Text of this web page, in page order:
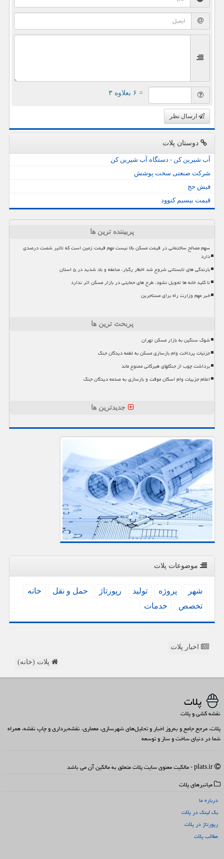
= ۶ بعلاوه ۳
ارسال نظر
دوستان پلات
آب شیرین کن - دستگاه آب شیرین کن
شرکت صنعتی سخت پوشش
فیش حج
قیمت بیسیم کنوود
پربیننده ترین ها
سهم مصالح ساختمانی در قیمت مسکن بالا نیست مهم قیمت زمین است که تاثیر شصت درصدی
دارد
بارندگی های تابستانی شروع شد اخطار رگبار، صاعقه و باد شدید در ۵ استان
تا کلید خانه ها تحویل نشود، طرح های حمایتی در بازار مسکن اثر ندارد
خبر مهم وزارت راه برای مستاجرین
پربحث ترین ها
شوک سنگین به بازار مسکن تهران
جزئیات پرداخت وام بازسازی مسکن به لطمه دیدگان جنگ
برداشت چوب از جنگلهای هیرکانی ممنوع ماند
اعلام جزییات وام اسکان موقت و بازسازی به صدمه دیدگان جنگ
جدیدترین ها
موضوعات پلات
شهر پروژه تولید رپورتاژ حمل و نقل
خانه
تخصص
خدمات
اخبار پلات
پلات (خانه)
پلات
نقشه کشی و پلات
پلات، مرجع جامع و به‌روز اخبار و تحلیل‌های شهرسازی، معماری، نقشه‌برداری و چاپ نقشه، همراه
شما در دنیای ساخت و ساز و توسعه
میانبرهای پلات
درباره ما
بک لینک در پلات
رپورتاژ در پلات
مطالب پلات